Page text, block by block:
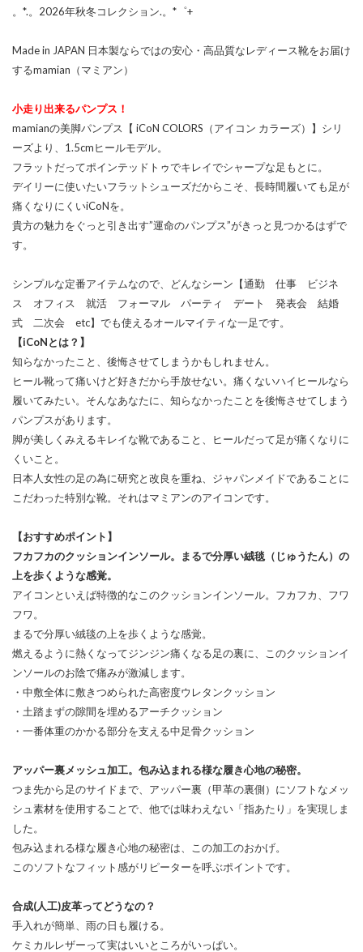
。*.。2026年秋冬コレクション.。*゜+
Made in JAPAN 日本製ならではの安心・高品質なレディース靴をお届け
するmamian（マミアン）
小走り出来るパンプス！
mamianの美脚パンプス【 iCoN COLORS（アイコン カラーズ）】シリ
ーズより、1.5cmヒールモデル。
フラットだってポインテッドトゥでキレイでシャープな足もとに。
デイリーに使いたいフラットシューズだからこそ、長時間履いても足が
痛くなりにくいiCoNを。
貴方の魅力をぐっと引き出す”運命のパンプス”がきっと見つかるはずで
す。
シンプルな定番アイテムなので、どんなシーン【通勤 仕事 ビジネ
ス オフィス 就活 フォーマル パーティ デート 発表会 結婚
式 二次会 etc】でも使えるオールマイティな一足です。
【iCoNとは？】
知らなかったこと、後悔させてしまうかもしれません。
ヒール靴って痛いけど好きだから手放せない。痛くないハイヒールなら
履いてみたい。そんなあなたに、知らなかったことを後悔させてしまう
パンプスがあります。
脚が美しくみえるキレイな靴であること、ヒールだって足が痛くなりに
くいこと。
日本人女性の足の為に研究と改良を重ね、ジャパンメイドであることに
こだわった特別な靴。それはマミアンのアイコンです。
【おすすめポイント】
フカフカのクッションインソール。まるで分厚い絨毯（じゅうたん）の
上を歩くような感覚。
アイコンといえば特徴的なこのクッションインソール。フカフカ、フワ
フワ。
まるで分厚い絨毯の上を歩くような感覚。
燃えるように熱くなってジンジン痛くなる足の裏に、このクッションイ
ンソールのお陰で痛みが激減します。
・中敷全体に敷きつめられた高密度ウレタンクッション
・土踏まずの隙間を埋めるアーチクッション
・一番体重のかかる部分を支える中足骨クッション
アッパー裏メッシュ加工。包み込まれる様な履き心地の秘密。
つま先から足のサイドまで、アッパー裏（甲革の裏側）にソフトなメッ
シュ素材を使用することで、他では味わえない「指あたり」を実現しま
した。
包み込まれる様な履き心地の秘密は、この加工のおかげ。
このソフトなフィット感がリピーターを呼ぶポイントです。
合成(人工)皮革ってどうなの？
手入れが簡単、雨の日も履ける。
ケミカルレザーって実はいいところがいっぱい。